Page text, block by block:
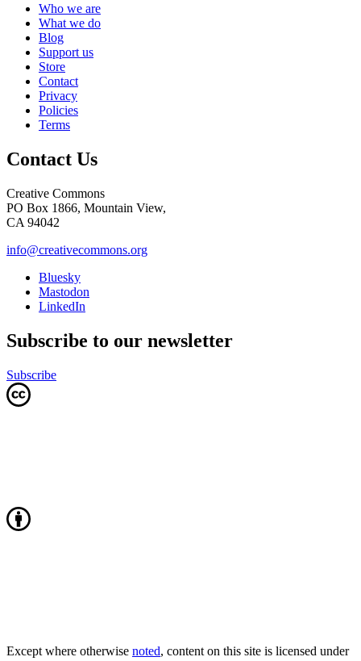
Who we are
What we do
Blog
Support us
Store
Contact
Privacy
Policies
Terms
Contact Us
Creative Commons
PO Box 1866, Mountain View,
CA 94042
info@creativecommons.org
Bluesky
Mastodon
LinkedIn
Subscribe to our newsletter
Subscribe
Except where otherwise noted, content on this site is licensed under